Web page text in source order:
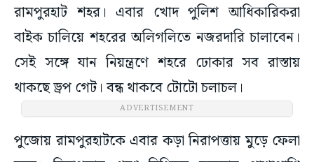
রামপুরহাট শহর। এবার খোদ পুলিশ আধিকারিকরা
বাইক চালিয়ে শহরের অলিগলিতে নজরদারি চালাবেন।
সেই সঙ্গে যান নিয়ন্ত্রণে শহরে ঢোকার সব রাস্তায়
থাকছে ড্রপ গেট। বন্ধ থাকবে টোটো চলাচল।
ADVERTISEMENT
পুজোয় রামপুরহাটকে এবার কড়া নিরাপত্তায় মুড়ে ফেলা